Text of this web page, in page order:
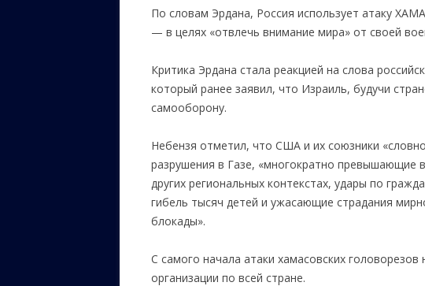
По словам Эрдана, Россия использует атаку
— в целях «отвлечь внимание мира» от своей
Критика Эрдана стала реакцией на слова
который ранее заявил, что Израиль, будучи
самооборону.
Небензя отметил, что США и их союзники
разрушения в Газе, «многократно превышающие
других региональных контекстах, удары по
гибель тысяч детей и ужасающие страдания
блокады».
С самого начала атаки хамасовских
организации по всей стране.